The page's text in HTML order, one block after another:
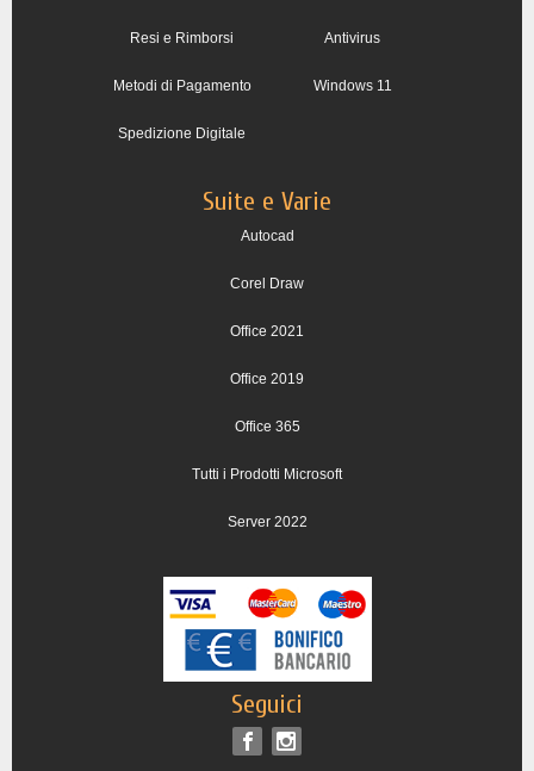
Resi e Rimborsi
Metodi di Pagamento
Spedizione Digitale
Antivirus
Windows 11
Suite e Varie
Autocad
Corel Draw
Office 2021
Office 2019
Office 365
Tutti i Prodotti Microsoft
Server 2022
Seguici